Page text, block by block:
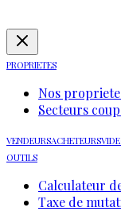
PROPRIETES
Nos
Secteurs
VENDEURSACHETEURS
OUTILS
Calculateur
Taxe de